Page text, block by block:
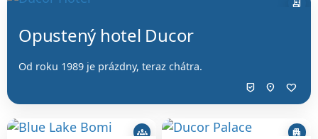
receipt_long
Opustený hotel Ducor
Od roku 1989 je prázdny, teraz chátra.
beenhere
location_on favorite
groups apartment